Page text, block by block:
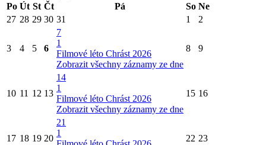
Po Út St Čt Pá So Ne
27 28 29 30 31 1 2
3 4 5 6
7
1
Filmové léto Chrást 2026
Zobrazit všechny záznamy ze dne
8 9
10 11 12 13
14
1
Filmové léto Chrást 2026
Zobrazit všechny záznamy ze dne
15 16
17 18 19 20
21
1
22 23